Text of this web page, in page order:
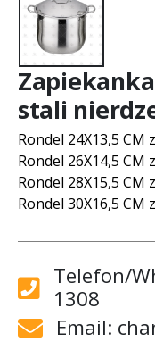
stali
Rondel 24X13,5 CM
Rondel 26X14,5 CM
Rondel 28X15,5 CM
Rondel 30X16,5 CM
Telefon/
1308
Email: